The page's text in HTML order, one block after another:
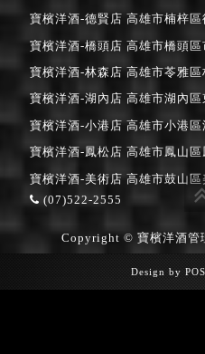
寶檳洋酒-德賢店 高雄市楠梓
寶檳洋酒-橋頭店 高雄市橋頭區
寶檳洋酒-林森店 高雄市苓雅
寶檳洋酒-湖內店 高雄市湖內
寶檳洋酒-小港店 高雄市小港
寶檳洋酒-鳳松店 高雄市鳳山
寶檳洋酒-美術店 高雄市鼓山
(07)522-2555
Copyright © 寶檳洋酒管
Design by